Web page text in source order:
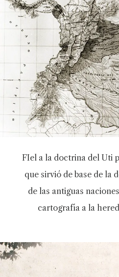
FIel a la doctrina del Uti
que sirvió de base de la
de las antiguas
cartografía a la